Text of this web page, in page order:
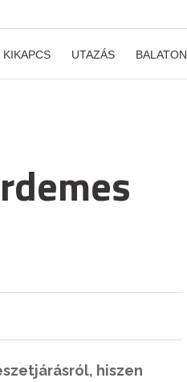
KIKAPCS UTAZÁS BALATON
hiszen